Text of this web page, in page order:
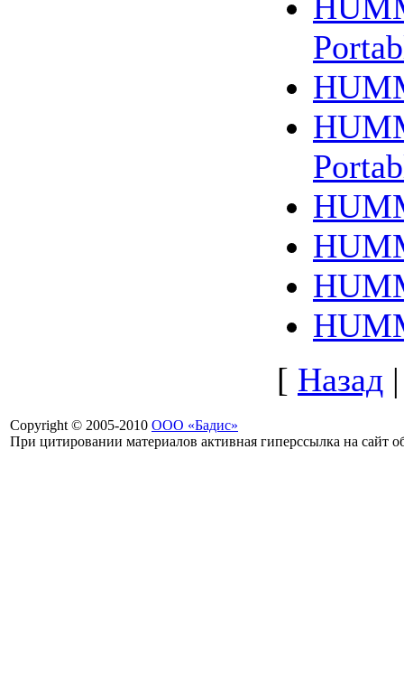
[ Назад
Copyright © 2005-2010 ООО «Бадис»
При цитировании материалов активная гиперссылка на сайт